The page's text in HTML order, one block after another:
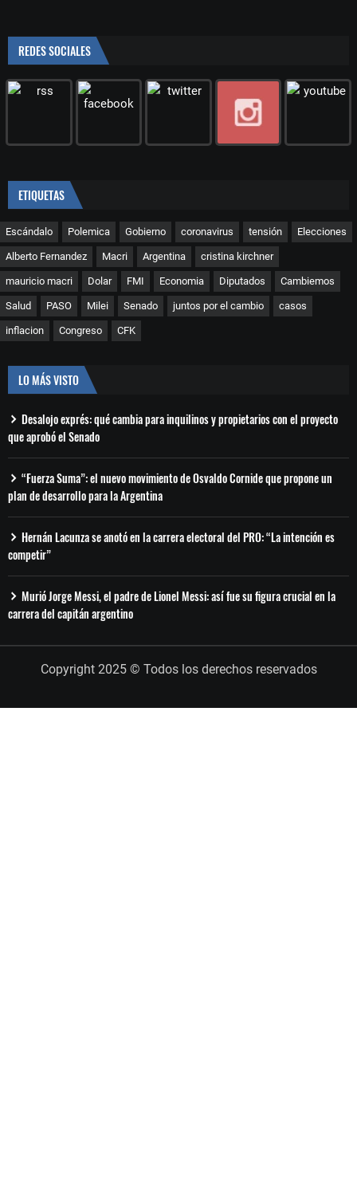
REDES SOCIALES
ETIQUETAS
Escándalo Polemica Gobierno coronavirus tensión Elecciones
Alberto Fernandez Macri Argentina cristina kirchner
mauricio macri Dolar FMI Economia Diputados Cambiemos
Salud PASO Milei Senado juntos por el cambio casos
inflacion Congreso CFK
LO MÁS VISTO
Desalojo exprés: qué cambia para inquilinos y propietarios con el proyecto
que aprobó el Senado
“Fuerza Suma”: el nuevo movimiento de Osvaldo Cornide que propone un
plan de desarrollo para la Argentina
Hernán Lacunza se anotó en la carrera electoral del PRO: “La intención es
competir”
Murió Jorge Messi, el padre de Lionel Messi: así fue su figura crucial en la
carrera del capitán argentino
Copyright 2025 © Todos los derechos reservados